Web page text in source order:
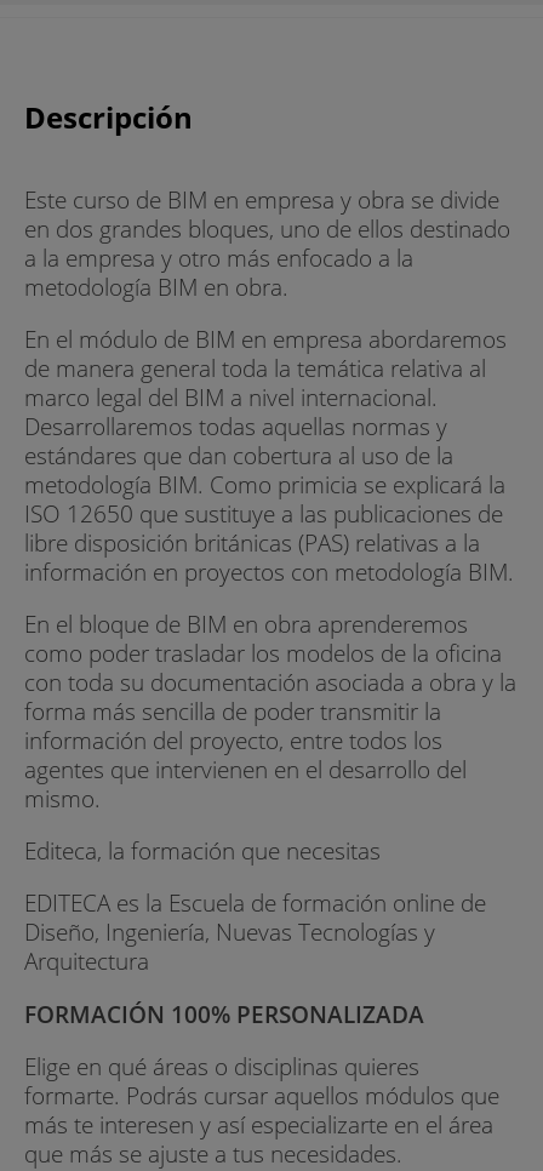
Descripción
Este curso de BIM en empresa y obra se divide
en dos grandes bloques, uno de ellos destinado
a la empresa y otro más enfocado a la
metodología BIM en obra.
En el módulo de BIM en empresa abordaremos
de manera general toda la temática relativa al
marco legal del BIM a nivel internacional.
Desarrollaremos todas aquellas normas y
estándares que dan cobertura al uso de la
metodología BIM. Como primicia se explicará la
ISO 12650 que sustituye a las publicaciones de
libre disposición británicas (PAS) relativas a la
información en proyectos con metodología BIM.
En el bloque de BIM en obra aprenderemos
como poder trasladar los modelos de la oficina
con toda su documentación asociada a obra y la
forma más sencilla de poder transmitir la
información del proyecto, entre todos los
agentes que intervienen en el desarrollo del
mismo.
Editeca, la formación que necesitas
EDITECA es la Escuela de formación online de
Diseño, Ingeniería, Nuevas Tecnologías y
Arquitectura
FORMACIÓN 100% PERSONALIZADA
Elige en qué áreas o disciplinas quieres
formarte. Podrás cursar aquellos módulos que
más te interesen y así especializarte en el área
que más se ajuste a tus necesidades.